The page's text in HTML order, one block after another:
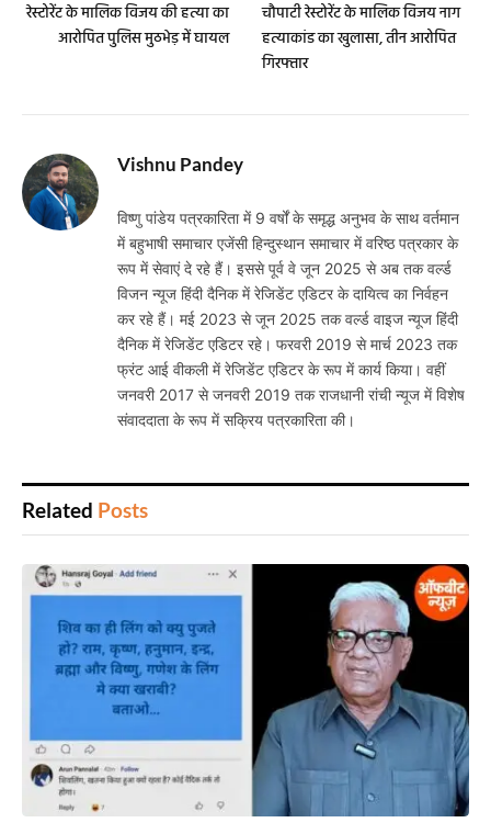
रेस्टोरेंट के मालिक विजय की हत्या का
आरोपित पुलिस मुठभेड़ में घायल
चौपाटी रेस्टोरेंट के मालिक विजय नाग
हत्याकांड का खुलासा, तीन आरोपित
गिरफ्तार
Vishnu Pandey
विष्णु पांडेय पत्रकारिता में 9 वर्षों के समृद्ध अनुभव के साथ वर्तमान
में बहुभाषी समाचार एजेंसी हिन्दुस्थान समाचार में वरिष्ठ पत्रकार के
रूप में सेवाएं दे रहे हैं। इससे पूर्व वे जून 2025 से अब तक वर्ल्ड
विजन न्यूज हिंदी दैनिक में रेजिडेंट एडिटर के दायित्व का निर्वहन
कर रहे हैं। मई 2023 से जून 2025 तक वर्ल्ड वाइज न्यूज हिंदी
दैनिक में रेजिडेंट एडिटर रहे। फरवरी 2019 से मार्च 2023 तक
फ्रंट आई वीकली में रेजिडेंट एडिटर के रूप में कार्य किया। वहीं
जनवरी 2017 से जनवरी 2019 तक राजधानी रांची न्यूज में विशेष
संवाददाता के रूप में सक्रिय पत्रकारिता की।
Related Posts